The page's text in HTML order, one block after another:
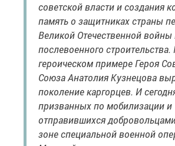
советской власти и создания
память о защитниках страны
Великой Отечественной войны
послевоенного строительства.
героическом примере Героя
Союза Анатолия Кузнецова
поколение каргорцев. И
призванных по мобилизации и
отправившихся
зоне специальной военной